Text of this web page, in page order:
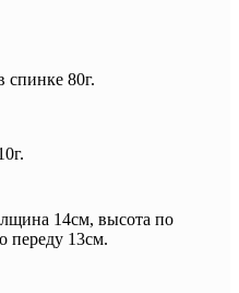
спинке 80г.
14см, высота по
переду 13см.